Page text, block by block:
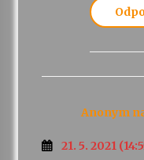
Anonym
21. 5. 2021